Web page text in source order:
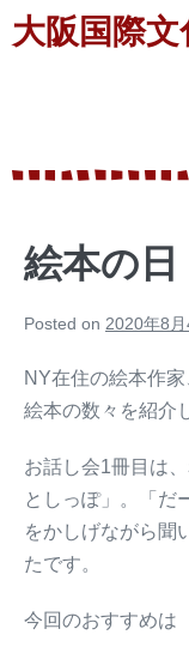
大阪国際
絵本の日
Posted on 2020年8月
NY在住の絵本作
絵本の数々を紹介
お話し会1冊目は
としっぽ」。「だ
をかしげながら聞
たです。
今回のおすすめは